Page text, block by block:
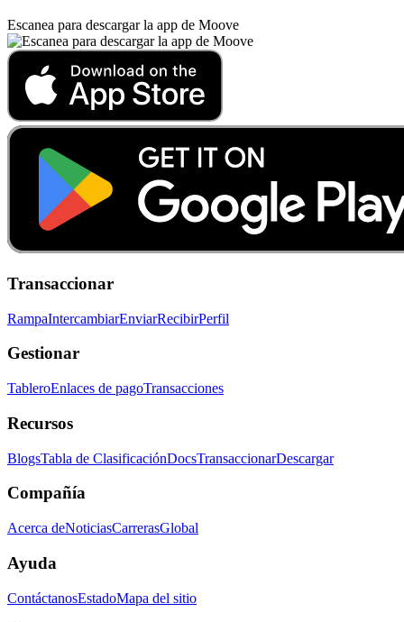
Escanea para descargar la app de Moove
Transaccionar
RampaIntercambiarEnviarRecibirPerfil
Gestionar
TableroEnlaces de pagoTransacciones
Recursos
BlogsTabla de ClasificaciónDocsTransaccionarDescargar
Compañía
Acerca deNoticiasCarrerasGlobal
Ayuda
ContáctanosEstadoMapa del sitio